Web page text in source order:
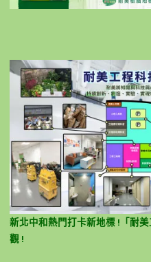
新北中和熱門打卡新地標 !「耐
觀 !